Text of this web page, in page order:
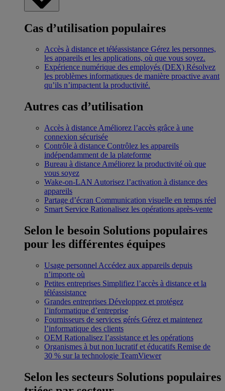
Cas d’utilisation populaires
Accès à distance et téléassistance Gérez les personnes,
les appareils et les applications, où que vous soyez.
Expérience numérique des employés (DEX) Résolvez
les problèmes informatiques de manière proactive avant
qu’ils n’impactent la productivité.
Autres cas d’utilisation
Accès à distance Améliorez l’accès grâce à une
connexion sécurisée
Contrôle à distance Contrôlez les appareils
indépendamment de la plateforme
Bureau à distance Améliorez la productivité où que
vous soyez
Wake-on-LAN Autorisez l’activation à distance des
appareils
Partage d’écran Communication visuelle en temps réel
Smart Service Rationalisez les opérations après-vente
Selon le besoin Solutions populaires
pour les différentes équipes
Usage personnel Accédez aux appareils depuis
n’importe où
Petites entreprises Simplifiez l’accès à distance et la
téléassistance
Grandes entreprises Développez et protégez
l’informatique d’entreprise
Fournisseurs de services gérés Gérez et maintenez
l’informatique des clients
OEM Rationalisez l’assistance et les opérations
Organismes à but non lucratif et éducatifs Remise de
30 % sur la technologie TeamViewer
Selon les secteurs Solutions populaires